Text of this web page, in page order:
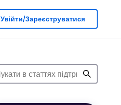
Увійти/Зареєструватися